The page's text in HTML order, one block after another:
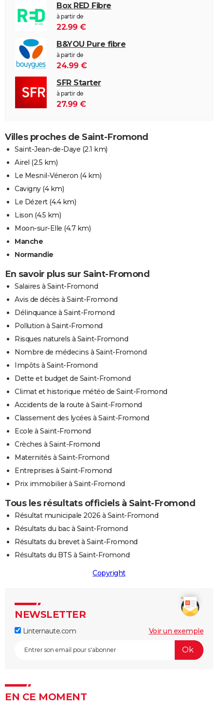
Box RED Fibre
à partir de
22.99 €
B&YOU Pure fibre
à partir de
24.99 €
SFR Starter
à partir de
27.99 €
Villes proches de Saint-Fromond
Saint-Jean-de-Daye (2.1 km)
Airel (2.5 km)
Le Mesnil-Véneron (4 km)
Cavigny(4 km)
Le Dézert(4.4 km)
Lison (4.5 km)
Moon-sur-Elle (4.7 km)
Manche
Normandie
En savoir plus sur Saint-Fromond
Salaires à Saint-Fromond
Avis de décès à Saint-Fromond
Délinquance à Saint-Fromond
Pollution à Saint-Fromond
Risques naturels à Saint-Fromond
Nombre de médecins à Saint-Fromond
Impôts à Saint-Fromond
Dette et budget de Saint-Fromond
Climat et historique météo de Saint-Fromond
Accidents de la route à Saint-Fromond
Classement des lycées à Saint-Fromond
Ecole à Saint-Fromond
Crèches à Saint-Fromond
Maternités à Saint-Fromond
Entreprises à Saint-Fromond
Prix immobilier à Saint-Fromond
Tous les résultats officiels à Saint-Fromond
Résultat municipale 2026 à Saint-Fromond
Résultats du bac à Saint-Fromond
Résultats du brevet à Saint-Fromond
Résultats du BTS à Saint-Fromond
Copyright
NEWSLETTER
Linternaute.com Voir un exemple
EN CE MOMENT